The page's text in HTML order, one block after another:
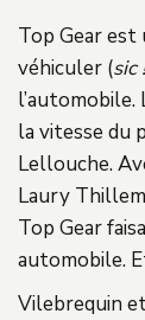
Top Gear est
véhiculer (sic !
l’automobile.
la vitesse du
Lellouche.
Laury
Top Gear
automobile.
Vilebrequin